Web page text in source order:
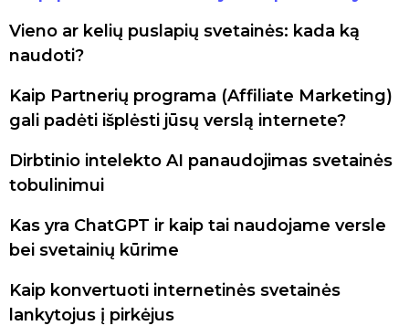
Vieno ar kelių puslapių svetainės: kada ką
naudoti?
Kaip Partnerių programa (Affiliate Marketing)
gali padėti išplėsti jūsų verslą internete?
Dirbtinio intelekto AI panaudojimas svetainės
tobulinimui
Kas yra ChatGPT ir kaip tai naudojame versle
bei svetainių kūrime
Kaip konvertuoti internetinės svetainės
lankytojus į pirkėjus